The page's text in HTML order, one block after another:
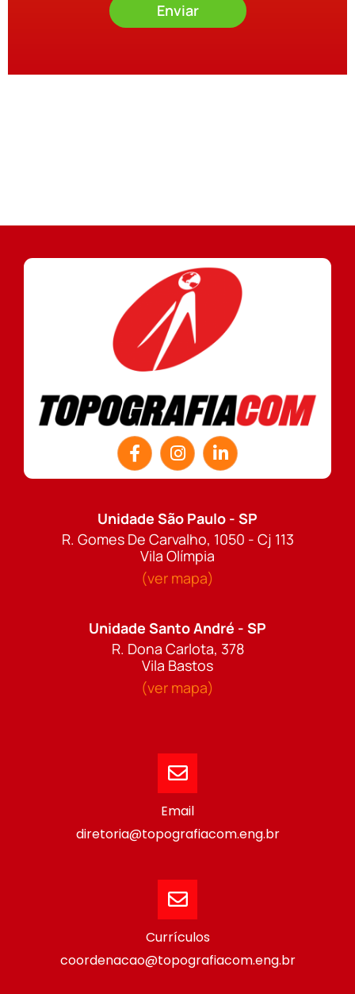
Enviar
Unidade São Paulo - SP
R. Gomes De Carvalho, 1050 - Cj 113
Vila Olímpia
(ver mapa)
Unidade Santo André - SP
R. Dona Carlota, 378
Vila Bastos
(ver mapa)
Email
diretoria@topografiacom.eng.br
Currículos
coordenacao@topografiacom.eng.br